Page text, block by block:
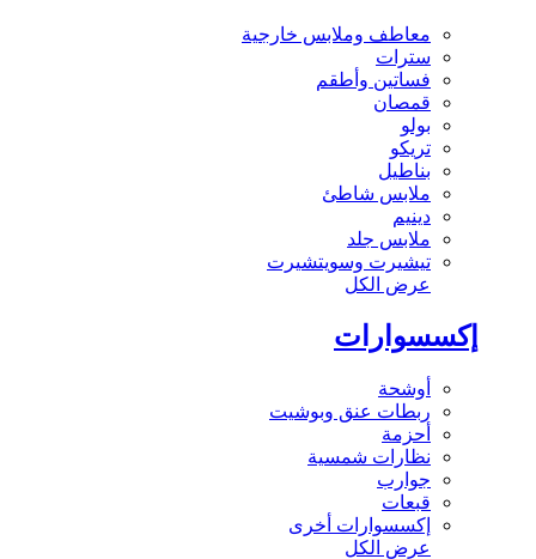
معاطف وملابس خارجية
سترات
فساتين وأطقم
قمصان
بولو
تريكو
بناطيل
ملابس شاطئ
دينيم
ملابس جلد
تيشيرت وسويتشيرت
عرض الكل
إكسسوارات
أوشحة
ربطات عنق وبوشيت
أحزمة
نظارات شمسية
جوارب
قبعات
إكسسوارات أخرى
عرض الكل